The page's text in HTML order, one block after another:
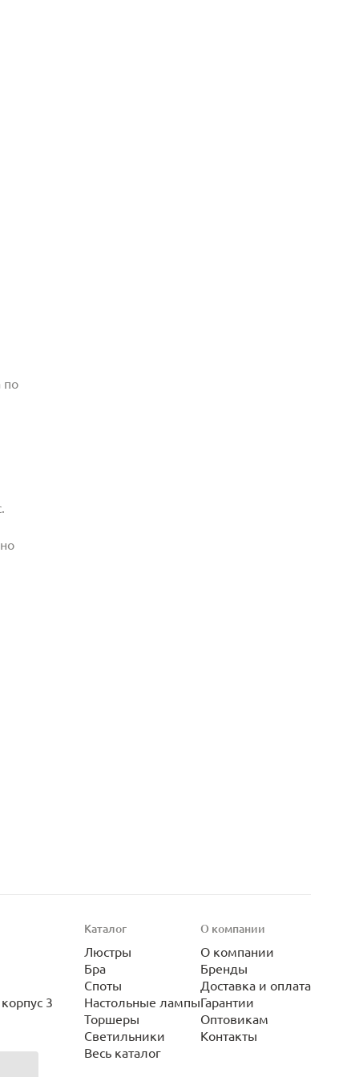
по
3
Каталог
Люстры
Бра
Споты
Настольные лампы
Торшеры
Светильники
Весь каталог
О компании
О компании
Бренды
Доставка и оплата
Гарантии
Оптовикам
Контакты